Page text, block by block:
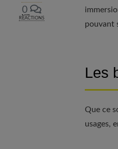
0
RÉACTIONS
pouvant
Les
Que ce
usages,